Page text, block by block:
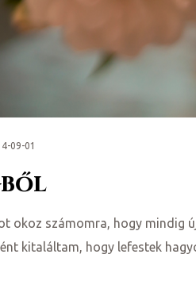
09-01
számomra, hogy mindig
kitaláltam, hogy lefestek